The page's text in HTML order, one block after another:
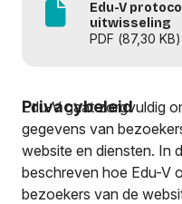
Edu-V
uitwisseling
PDF (87,30 KB)
Privacybeleid
Edu-V gaat zorgvuldig
gegevens van
website en diensten. In
beschreven hoe Edu-V
bezoekers van de